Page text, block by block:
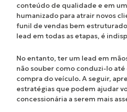
conteúdo de qualidade e em
humanizado para atrair novos
funil de vendas bem
lead em todas as etapas, é
No entanto, ter um lead em
não souber como conduzi-lo até
compra do veículo. A seguir,
estratégias que podem ajudar
concessionária a serem mais